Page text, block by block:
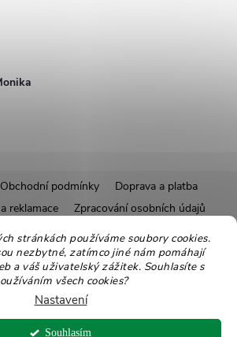
stránkách používáme soubory cookies.
nezbytné, zatímco jiné nám pomáhají
a váš uživatelský zážitek. Souhlasíte s
všech cookies?
Nastavení
Souhlasím
Obchodní podmínky
Doprava a platba
reklamace
Zpracování osobních údajů
Affiliate program
Recepty
Ekologické balení Moje objednávka
. Všechna práva vyhrazena.Upravit nastavení
cookies